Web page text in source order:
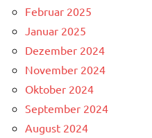
Februar 2025
Januar 2025
Dezember 2024
November 2024
Oktober 2024
September 2024
August 2024